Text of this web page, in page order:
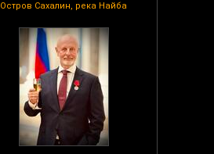
Остров Сахалин, река Найба